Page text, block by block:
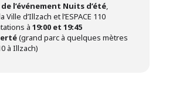
l’événement Nuits d’été,
d’Illzach et l’ESPACE 110
à 19:00 et 19:45
(grand parc à quelques mètres
à Illzach)